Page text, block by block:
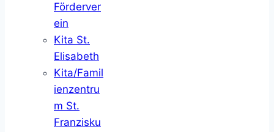
Förderver
ein
Kita St.
Elisabeth
Kita/Famil
ienzentru
m St.
Franzisku